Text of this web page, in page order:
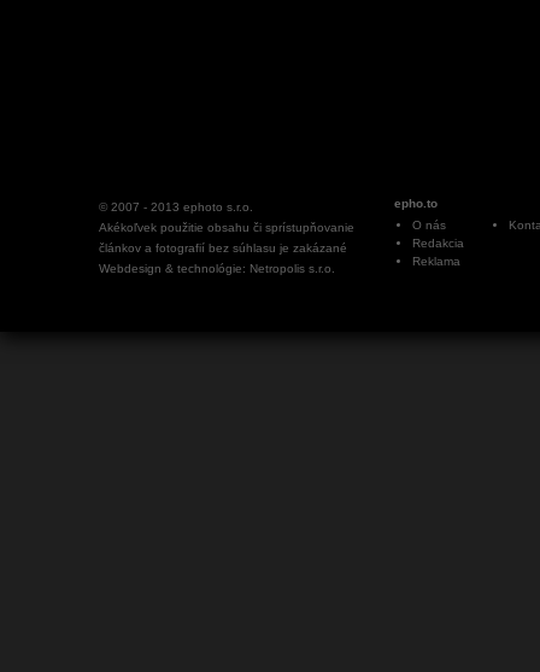
© 2007 - 2013 ephoto s.r.o.
Akékoľvek použitie obsahu či sprístupňovanie
článkov a fotografií bez súhlasu je zakázané
Webdesign & technológie: Netropolis s.r.o.
epho.to
O nás
Redakcia
Reklama